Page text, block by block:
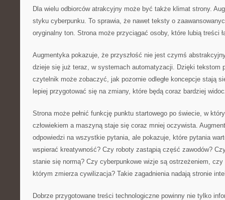
Dla wielu odbiorców atrakcyjny może być także klimat strony.
styku cyberpunku. To sprawia, że nawet teksty o
oryginalny ton. Strona może przyciągać osoby, które lubią treści
Augmentyka pokazuje, że przyszłość nie jest czymś
dzieje się już teraz, w systemach automatyzacji. Dzięki tekstom
czytelnik może zobaczyć, jak pozornie odległe koncepcje stają
lepiej przygotować się na zmiany, które będą coraz bardziej
Strona może pełnić funkcję punktu startowego po świecie, w
człowiekiem a maszyną staje się coraz mniej oczywista.
odpowiedzi na wszystkie pytania, ale pokazuje, które pytania
wspierać kreatywność? Czy roboty zastąpią część zawodów?
stanie się normą? Czy cyberpunkowe wizje są ostrzeżeniem,
którym zmierza cywilizacja? Takie zagadnienia nadają stronie
Dobrze przygotowane treści technologiczne powinny nie tylko